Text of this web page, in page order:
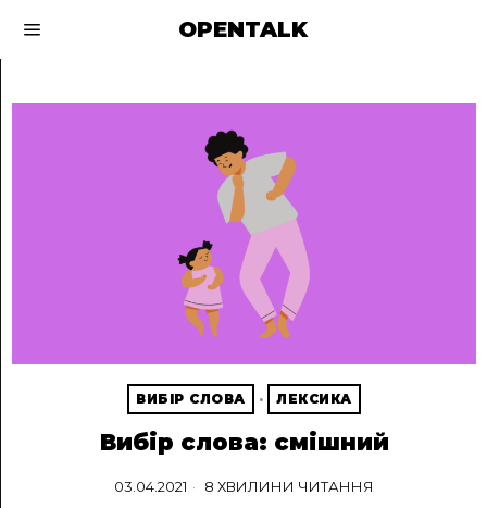
OPENTALK
ВИБІР СЛОВА · ЛЕКСИКА
Вибір слова: смішний
03.04.2021 8 ХВИЛИНИ ЧИТАННЯ